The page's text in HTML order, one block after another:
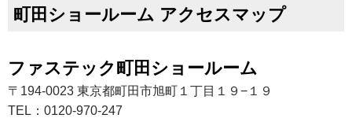
町田ショールーム アクセスマップ
ファステック町田ショールーム
〒194-0023 東京都町田市旭町１丁目１９−１９
TEL：0120-970-247